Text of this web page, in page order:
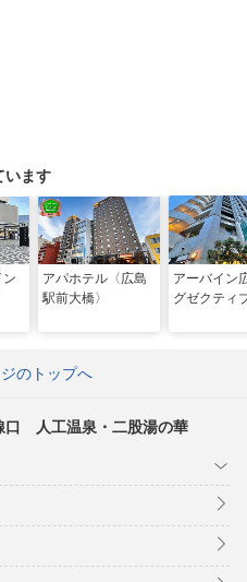
います
ン
アパホテル〈広島
駅前大橋〉
アーバイン
グゼクティ
のトップへ
口 人工温泉・二股湯の華